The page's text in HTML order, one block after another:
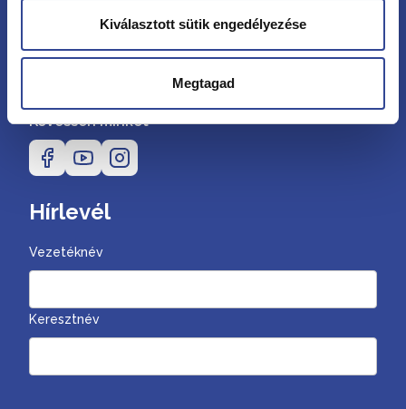
Kiválasztott sütik engedélyezése
Megtagad
Kövessen minket
Hírlevél
Vezetéknév
Keresztnév